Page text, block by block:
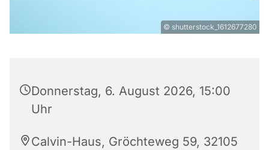
© shutterstock_1612677280
Donnerstag, 6. August 2026, 15:00
Uhr
Calvin-Haus, Gröchteweg 59, 32105